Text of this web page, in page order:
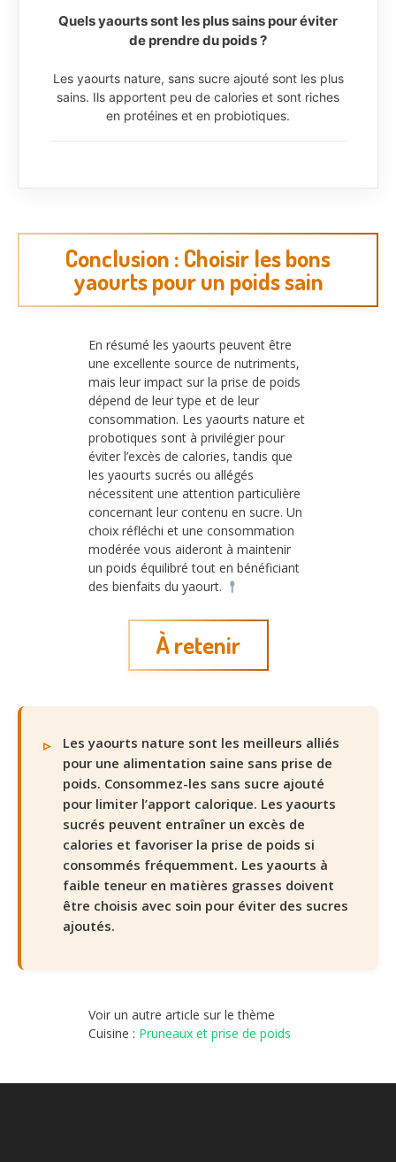
Quels yaourts sont les plus sains pour éviter
de prendre du poids ?
Les yaourts nature, sans sucre ajouté sont les plus
sains. Ils apportent peu de calories et sont riches
en protéines et en probiotiques.
Conclusion : Choisir les bons
yaourts pour un poids sain
En résumé les yaourts peuvent être
une excellente source de nutriments,
mais leur impact sur la prise de poids
dépend de leur type et de leur
consommation. Les yaourts nature et
probotiques sont à privilégier pour
éviter l’excès de calories, tandis que
les yaourts sucrés ou allégés
nécessitent une attention particulière
concernant leur contenu en sucre. Un
choix réfléchi et une consommation
modérée vous aideront à maintenir
un poids équilibré tout en bénéficiant
des bienfaits du yaourt.
À retenir
Les yaourts nature sont les meilleurs alliés
pour une alimentation saine sans prise de
poids. Consommez-les sans sucre ajouté
pour limiter l’apport calorique. Les yaourts
sucrés peuvent entraîner un excès de
calories et favoriser la prise de poids si
consommés fréquemment. Les yaourts à
faible teneur en matières grasses doivent
être choisis avec soin pour éviter des sucres
ajoutés.
Voir un autre article sur le thème
Cuisine : Pruneaux et prise de poids